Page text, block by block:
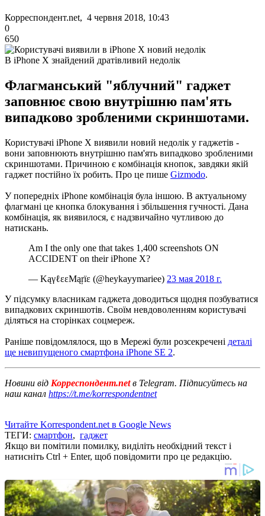
Корреспондент.net, 4 червня 2018, 10:43
0
650
В iPhone X знайдений дратівливий недолік
Флагманський "яблучний" гаджет
заповнює свою внутрішню пам'ять
випадково зробленими скриншотами.
Користувачі iPhone X виявили новий недолік у гаджетів -
вони заповнюють внутрішню пам'ять випадково зробленими
скриншотами. Причиною є комбінація кнопок, завдяки якій
гаджет постійно їх робить. Про це пише Gizmodo.
У попередніх iPhone комбінація була іншою. В актуальному
флагмані це кнопка блокування і збільшення гучності. Дана
комбінація, як виявилося, є надзвичайно чутливою до
натискань.
Am I the only one that takes 1,400 screenshots ON
ACCIDENT on their iPhone X?
— KąγℓεεMąŗïε (@heykayymariee) 23 мая 2018 г.
У підсумку власникам гаджета доводиться щодня позбуватися
випадкових скриншотів. Своїм невдоволенням користувачі
діляться на сторінках соцмереж.
Раніше повідомлялося, що в Мережі були розсекречені деталі
ще невипущеного смартфона iPhone SE 2.
Новини від Корреспондент.netв Telegram. Підписуйтесь на
наш канал https://t.me/korrespondentnet
Читайте Korrespondent.net в Google News
ТЕГИ: смартфон, гаджет
Якщо ви помітили помилку, виділіть необхідний текст і
натисніть Ctrl + Enter, щоб повідомити про це редакцію.